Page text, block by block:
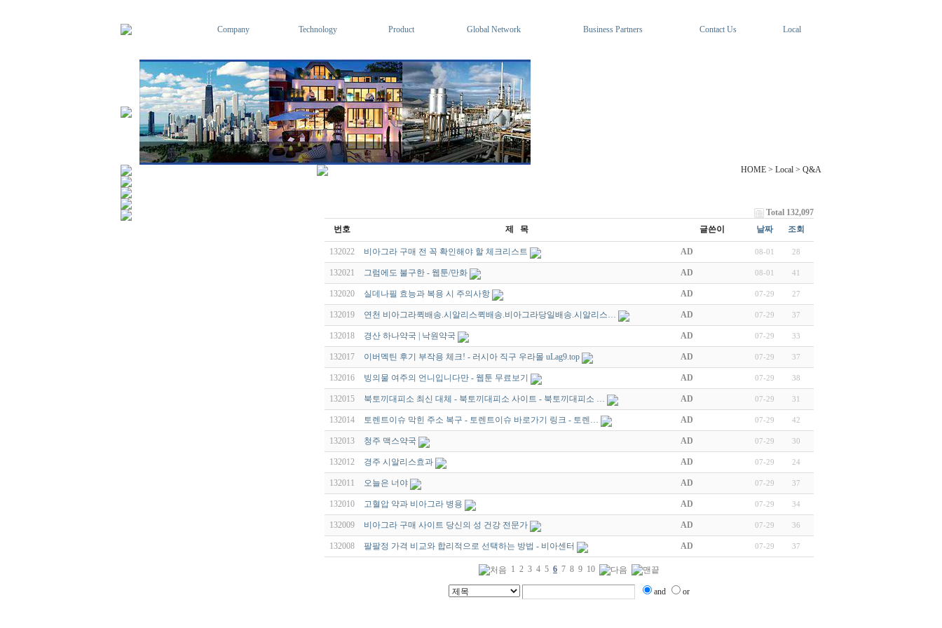
Company Technology Product Global Network Business Partners Contact Us Local
HOME > Local > Q&A
Total 132,097
번호
제 목 글쓴이 날짜 조회
132022 비아그라 구매 전 꼭 확인해야 할 체크리스트 AD 08-01 28
132021 그럼에도 불구한 - 웹툰/만화 AD 08-01 41
132020 실데나필 효능과 복용 시 주의사항 AD 07-29 27
132019 연천 비아그라퀵배송.시알리스퀵배송.비아그라당일배송.시알리스… AD 07-29 37
132018 경산 하나약국 | 낙원약국 AD 07-29 33
132017 이버멕틴 후기 부작용 체크! - 러시아 직구 우라몰 uLag9.top AD 07-29 37
132016 빙의물 여주의 언니입니다만 - 웹툰 무료보기 AD 07-29 38
132015 북토끼대피소 최신 대체 - 북토끼대피소 사이트 - 북토끼대피소 … AD 07-29 31
132014 토렌트이슈 막힌 주소 복구 - 토렌트이슈 바로가기 링크 - 토렌… AD 07-29 42
132013 청주 맥스약국 AD 07-29 30
132012 경주 시알리스효과 AD 07-29 24
132011 오늘은 너야 AD 07-29 37
132010 고혈압 약과 비아그라 병용 AD 07-29 34
132009 비아그라 구매 사이트 당신의 성 건강 전문가 AD 07-29 36
132008 팔팔정 가격 비교와 합리적으로 선택하는 방법 - 비아센터 AD 07-29 37
1 2 3 4 5 6 7 8 9 10
and or